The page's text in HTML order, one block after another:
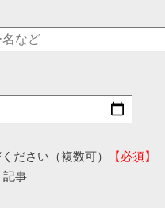
ださい（複数可）
【必須】
記事